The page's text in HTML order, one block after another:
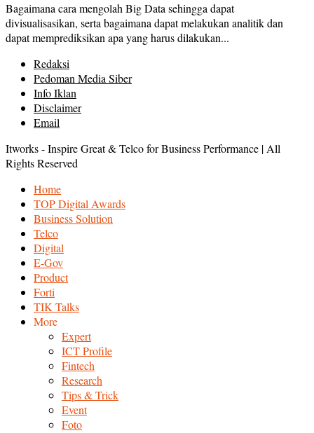
Bagaimana cara mengolah Big Data sehingga dapat
divisualisasikan, serta bagaimana dapat melakukan analitik dan
dapat memprediksikan apa yang harus dilakukan...
Redaksi
Pedoman Media Siber
Info Iklan
Disclaimer
Email
Itworks - Inspire Great & Telco for Business Performance | All
Rights Reserved
Home
TOP Digital Awards
Business Solution
Telco
Digital
E-Gov
Product
Forti
TIK Talks
More
Expert
ICT Profile
Fintech
Research
Tips & Trick
Event
Foto